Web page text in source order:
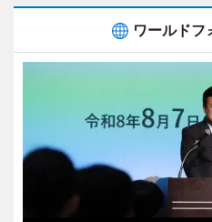
ワールドフ